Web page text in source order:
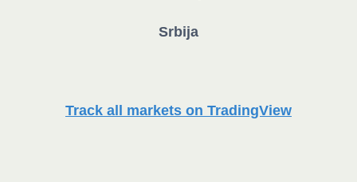
Srbija
Track all markets on TradingView